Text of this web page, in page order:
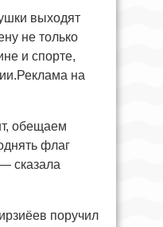
выходят
не только
и спорте,
на
обещаем
флаг
сказала
поручил